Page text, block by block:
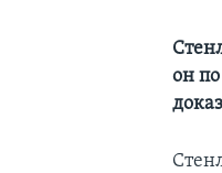
он